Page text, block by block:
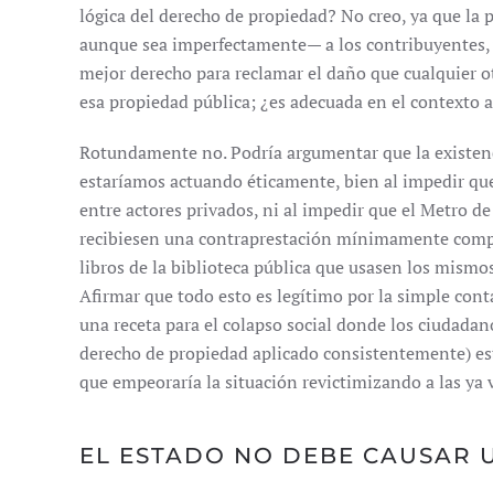
lógica del derecho de propiedad? No creo, ya que
aunque sea imperfectamente— a los
mejor derecho para reclamar el daño que cualquier
esa propiedad pública; ¿es adecuada en el contexto
Rotundamente no. Podría argumentar que la
estaríamos actuando éticamente, bien al impedir
entre actores privados, ni al impedir que el Metro
recibiesen una contraprestación mínimamente
libros de la biblioteca pública que usasen los
Afirmar que todo esto es legítimo por la simple
una receta para el colapso social donde los
derecho de propiedad aplicado consistentemente)
que empeoraría la situación revictimizando a las
EL ESTADO NO DEBE CAUSAR